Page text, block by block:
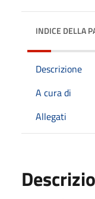
INDICE DELLA
Descrizione
A cura di
Allegati